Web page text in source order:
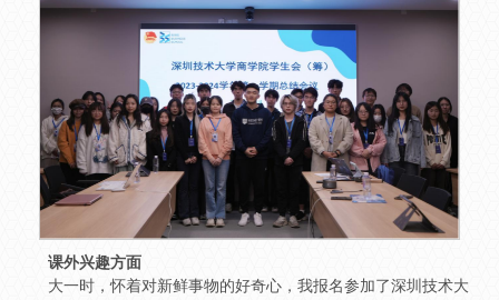
课外兴趣方面
大一时，怀着对新鲜事物的好奇心，我报名参加了深圳技术大